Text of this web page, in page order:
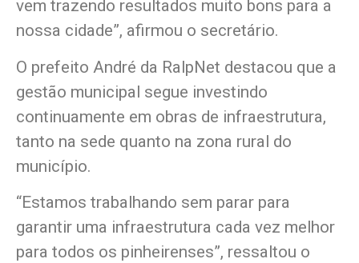
vem trazendo resultados muito bons para a
nossa cidade”, afirmou o secretário.
O prefeito André da RalpNet destacou que a
gestão municipal segue investindo
continuamente em obras de infraestrutura,
tanto na sede quanto na zona rural do
município.
“Estamos trabalhando sem parar para
garantir uma infraestrutura cada vez melhor
para todos os pinheirenses”, ressaltou o